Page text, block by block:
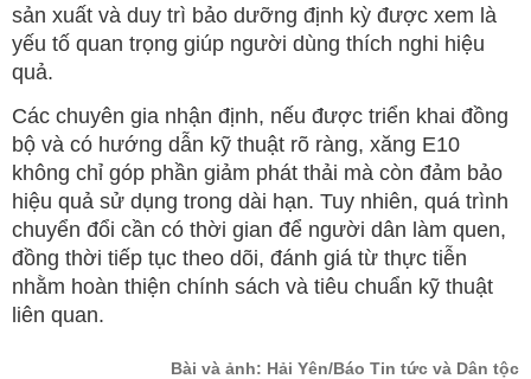
sản xuất và duy trì bảo dưỡng định kỳ được xem là
yếu tố quan trọng giúp người dùng thích nghi hiệu
quả.
Các chuyên gia nhận định, nếu được triển khai đồng
bộ và có hướng dẫn kỹ thuật rõ ràng, xăng E10
không chỉ góp phần giảm phát thải mà còn đảm bảo
hiệu quả sử dụng trong dài hạn. Tuy nhiên, quá trình
chuyển đổi cần có thời gian để người dân làm quen,
đồng thời tiếp tục theo dõi, đánh giá từ thực tiễn
nhằm hoàn thiện chính sách và tiêu chuẩn kỹ thuật
liên quan.
Bài và ảnh: Hải Yên/Báo Tin tức và Dân tộc